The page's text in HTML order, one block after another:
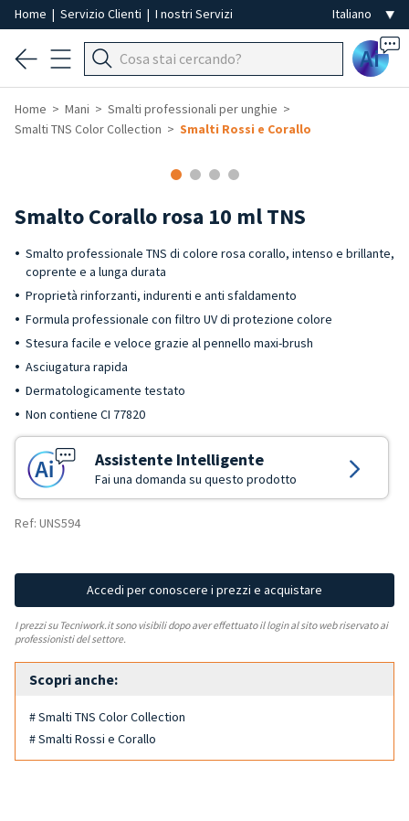
Home | Servizio Clienti | I nostri Servizi
Ai
Home Mani
Smalti professionali per unghie
Smalti TNS Color Collection
Smalti Rossi e Corallo
Smalto Corallo rosa 10 ml TNS
Smalto professionale TNS di colore rosa corallo, intenso e brillante,
coprente e a lunga durata
Proprietà rinforzanti, indurenti e anti sfaldamento
Formula professionale con filtro UV di protezione colore
Stesura facile e veloce grazie al pennello maxi-brush
Asciugatura rapida
Dermatologicamente testato
Non contiene CI 77820
Assistente Intelligente
Fai una domanda su questo prodotto
Ref: UNS594
Accedi per conoscere i prezzi e acquistare
I prezzi su Tecniwork.it sono visibili dopo aver effettuato il login al sito web riservato ai
professionisti del settore.
Scopri anche:
# Smalti TNS Color Collection
# Smalti Rossi e Corallo